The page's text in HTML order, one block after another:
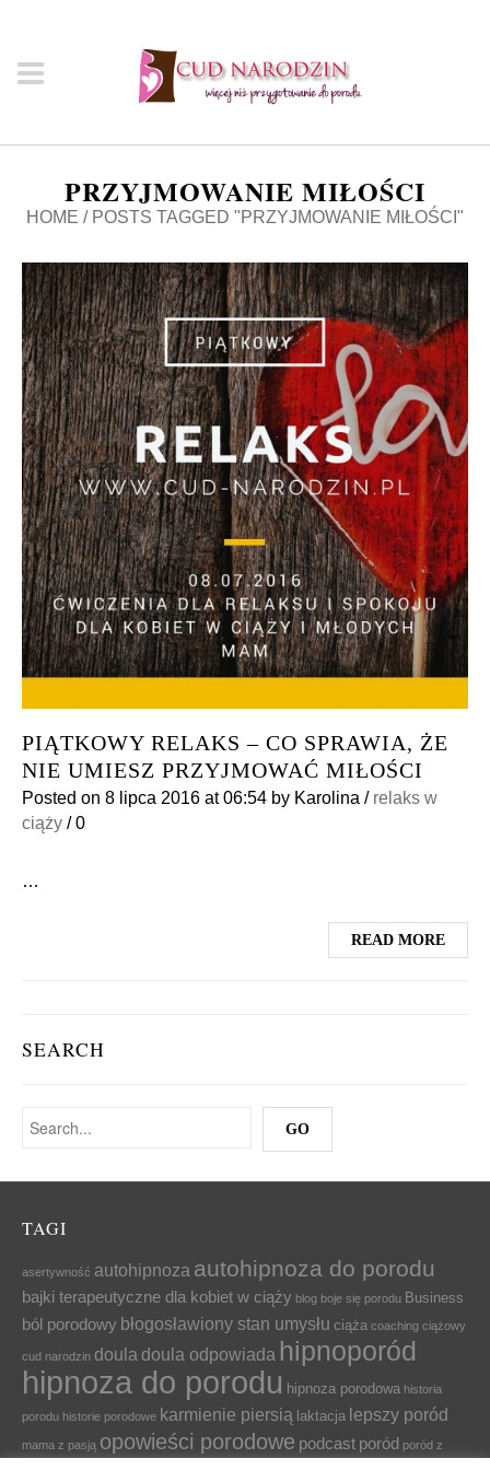
PRZYJMOWANIE MIŁOŚCI
HOME / POSTS TAGGED "PRZYJMOWANIE MIŁOŚCI"
PIĄTKOWY RELAKS – CO SPRAWIA, ŻE
NIE UMIESZ PRZYJMOWAĆ MIŁOŚCI
Posted on 8 lipca 2016 at 06:54 by Karolina / relaks w
ciąży /0
…
READ MORE
SEARCH
TAGI
asertywność autohipnoza autohipnoza do porodu
bajki terapeutyczne dla kobiet w ciąży blog boje się porodu Business
ból porodowy błogosławiony stan umysłu ciąża coaching ciążowy
cud narodzin doula doula odpowiada hipnoporód
hipnoza do porodu hipnoza porodowa historia
porodu historie porodowe karmienie piersią laktacja lepszy poród
mama z pasją opowieści porodowe podcast poród poród z